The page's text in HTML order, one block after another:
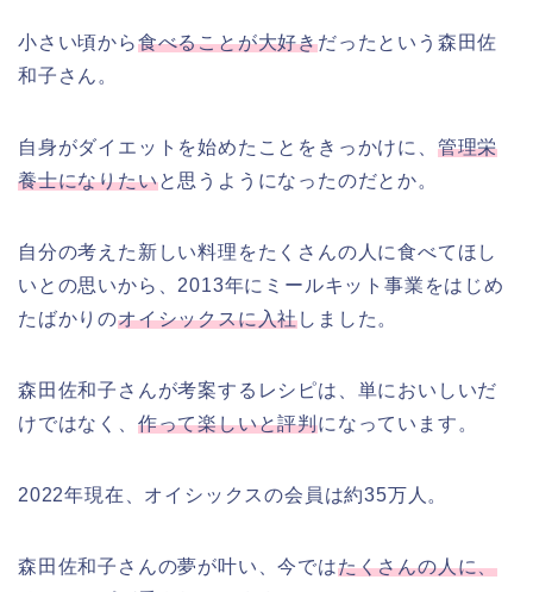
小さい頃から食べることが大好きだったという森田佐
和子さん。
自身がダイエットを始めたことをきっかけに、 管理栄
養士になりたいと思うようになったのだとか。
自分の考えた新しい料理をたくさんの人に食べてほし
いとの思いから、2013年にミールキット事業をはじめ
たばかりのオイシックスに入社しました。
森田佐和子さんが考案するレシピは、単においしいだ
けではなく、 作って楽しいと評判になっています。
2022年現在、オイシックスの会員は約35万人。
森田佐和子さんの夢が叶い、今ではたくさんの人に、